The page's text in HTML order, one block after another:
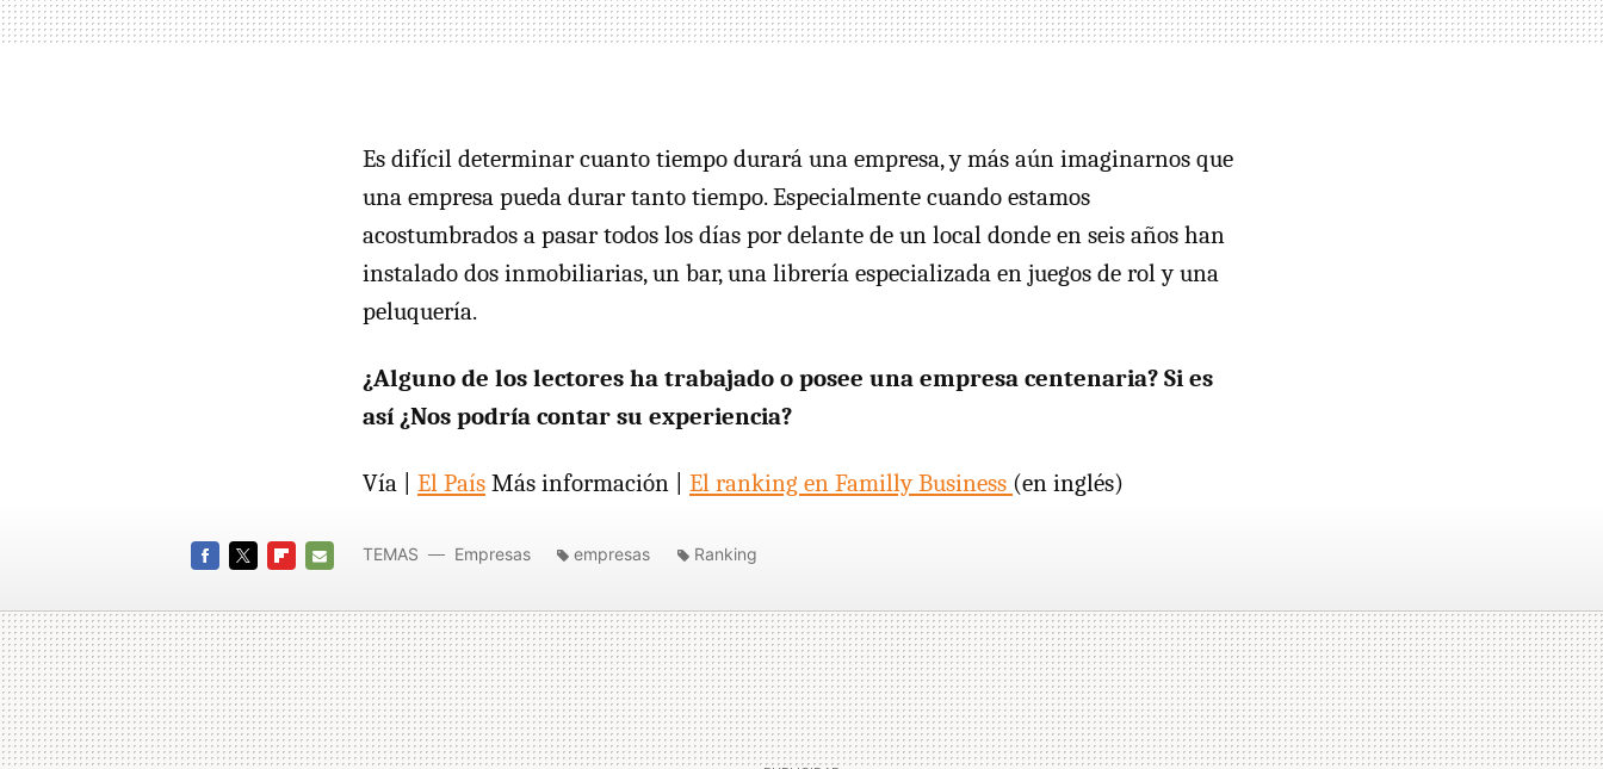
Es difícil determinar cuanto tiempo durará una empresa, y más aún imaginarnos que
una empresa pueda durar tanto tiempo. Especialmente cuando estamos
acostumbrados a pasar todos los días por delante de un local donde en seis años han
instalado dos inmobiliarias, un bar, una librería especializada en juegos de rol y una
peluquería.
¿Alguno de los lectores ha trabajado o posee una empresa centenaria? Si es
así ¿Nos podría contar su experiencia?
Vía | El País Más información | El ranking en Familly Business (en inglés)
MAIL
TEMAS Empresas empresas Ranking